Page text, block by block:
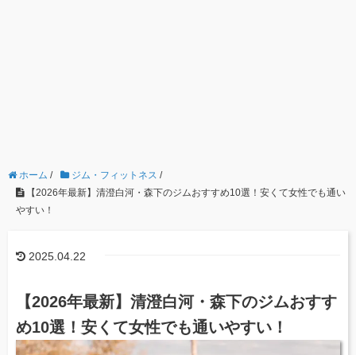
ホーム / ジム・フィットネス /
【2026年最新】清澄白河・森下のジムおすすめ10選！安くて女性でも通い
やすい！
2025.04.22
【2026年最新】清澄白河・森下のジムおすす
め10選！安くて女性でも通いやすい！